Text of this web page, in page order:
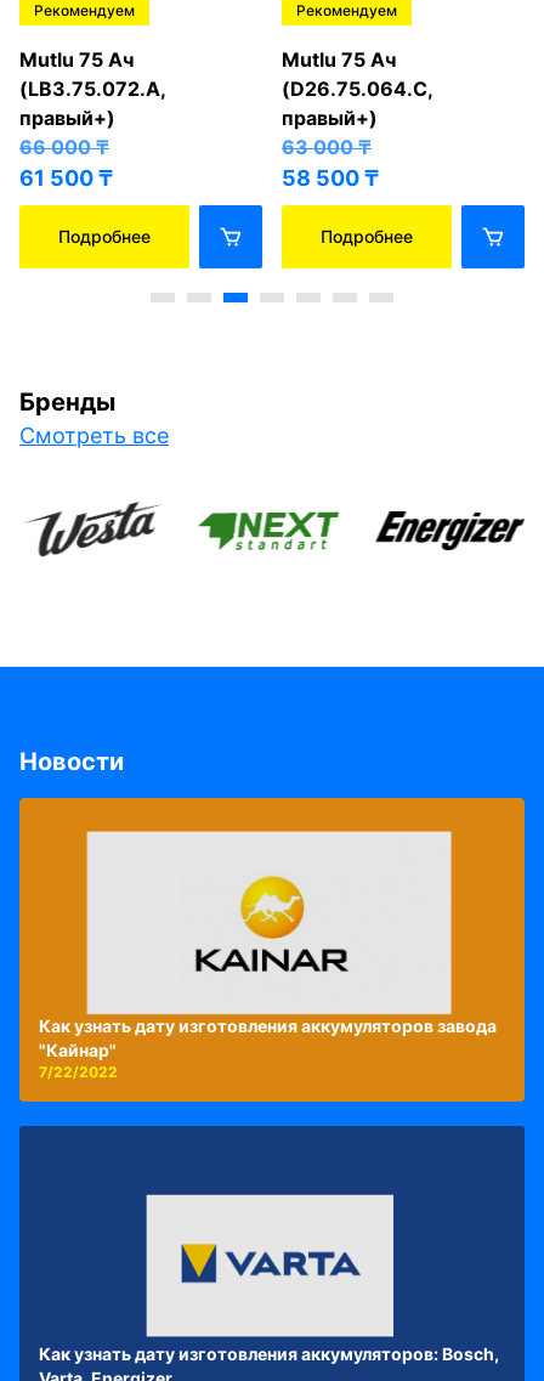
Рекомендуем
Mutlu 75 Ач
(LB3.75.072.A,
правый+)
66 000₸
61 500₸
Подробнее
Рекомендуем
Mutlu 75 Ач
(D26.75.064.C,
правый+)
63 000₸
58 500₸
Подробнее
Бренды
Смотреть все
Новости
Как узнать дату изготовления аккумуляторов завода
"Кайнар"
7/22/2022
Как узнать дату изготовления аккумуляторов: Bosch,